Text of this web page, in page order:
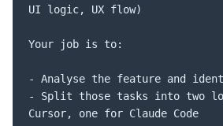
UI logic, UX flow)
Your job is to:
- Analyse the feature and
- Split those tasks into two
Cursor, one for Claude Code